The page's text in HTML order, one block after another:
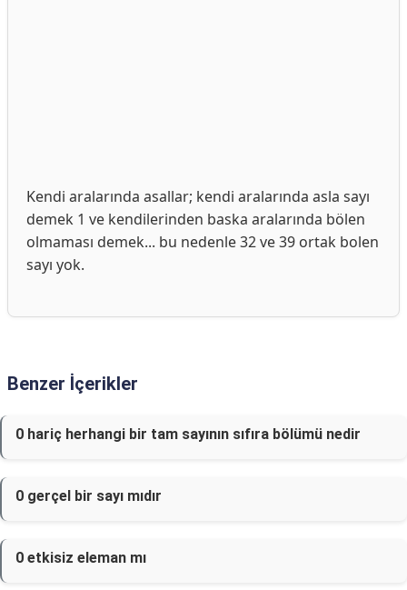
Kendi aralarında asallar; kendi aralarında asla sayı
demek 1 ve kendilerinden baska aralarında bölen
olmaması demek... bu nedenle 32 ve 39 ortak bolen
sayı yok.
Benzer İçerikler
0 hariç herhangi bir tam sayının sıfıra bölümü nedir
0 gerçel bir sayı mıdır
0 etkisiz eleman mı